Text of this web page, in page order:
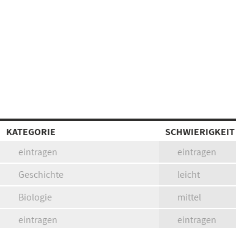
KATEGORIE SCHWIERIGKEIT
eintragen
eintragen
Geschichte
leicht
Biologie
mittel
eintragen
eintragen